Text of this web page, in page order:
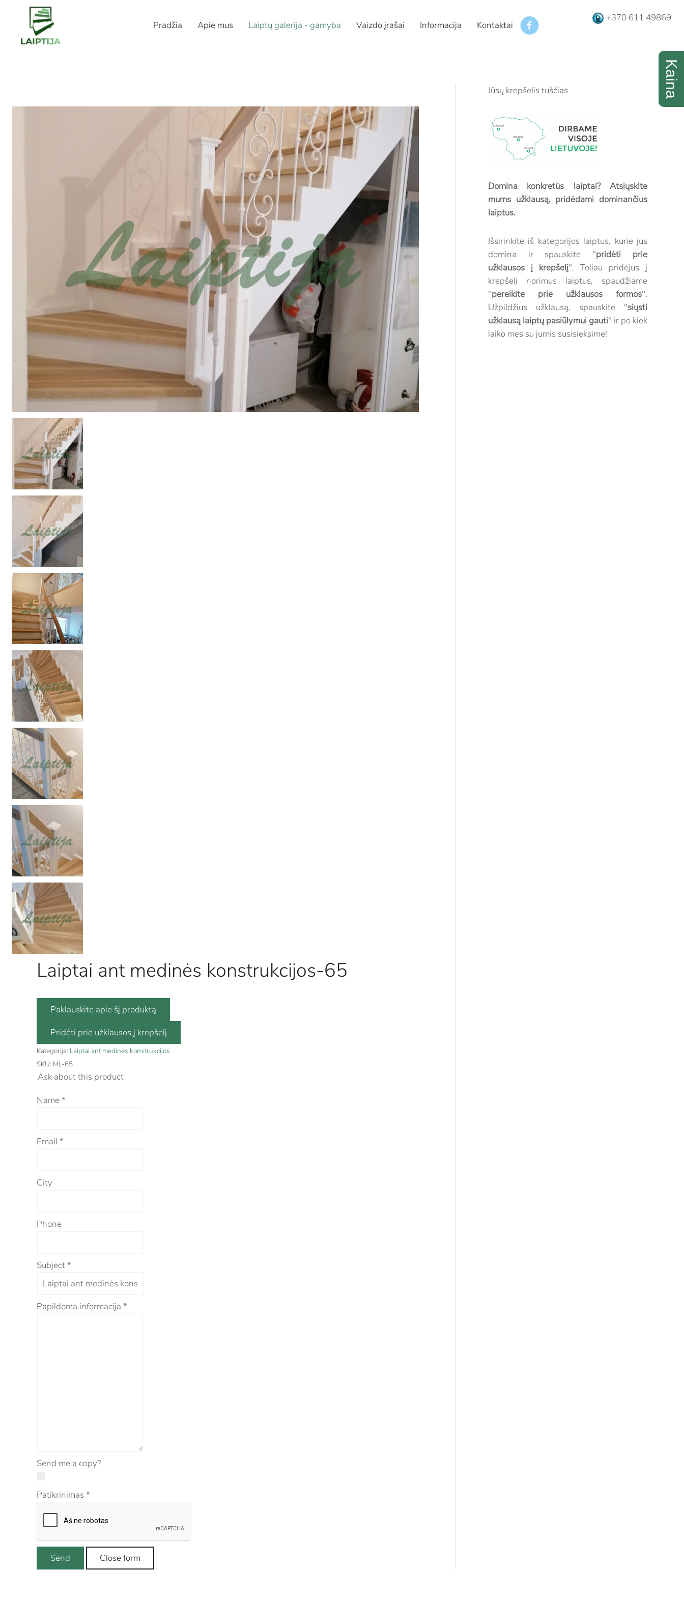
Pradžia Apie mus Laiptų galerija - gamyba Vaizdo įrašai Informacija Kontaktai
+370 611 49869
Laiptai ant medinės konstrukcijos-65
Paklauskite apie šį produktą
Kategorija: Laiptai ant medinės konstrukcijos
SKU: ML-65
Ask about this product
Name *
Email *
City
Phone
Subject*
Papildoma informacija *
Send me a copy?
Patikrinimas*
Send Close form
Jūsų krepšelis tuščias
Domina konkretūs laiptai? Atsiųskite
mums užklausą, pridėdami dominančius
laiptus.
Išsirinkite iš kategorijos laiptus, kurie jus
domina ir spauskite "pridėti prie
užklausos į krepšelį". Toliau pridėjus į
krepšelį norimus laiptus, spaudžiame
"pereikite prie užklausos formos".
Užpildžius užklausą, spauskite "siųsti
užklausą laiptų pasiūlymui gauti" ir po kiek
laiko mes su jumis susisieksime!